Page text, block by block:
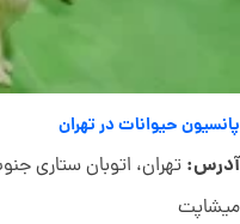
پانسیون حیوانات در تهران
آدرس: تهران، اتوبان ستاری
میشاپت